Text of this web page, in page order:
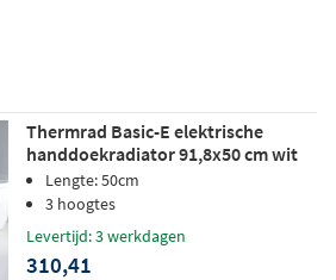
Thermrad Basic-E elektrische
handdoekradiator 91,8x50 cm wit
500WLengte: 50cm
3 hoogtes
Levertijd: 3 werkdagen
310,41